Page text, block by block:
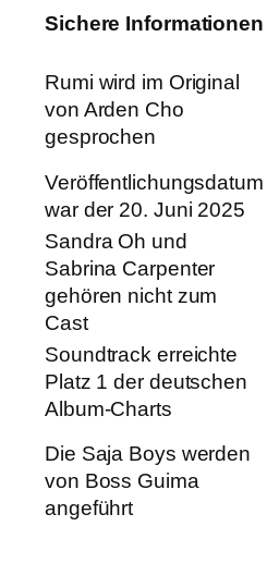
Sichere Informationen
Rumi wird im Original
von Arden Cho
gesprochen
Veröffentlichungsdatum
war der 20. Juni 2025
Sandra Oh und
Sabrina Carpenter
gehören nicht zum
Cast
Soundtrack erreichte
Platz 1 der deutschen
Album-Charts
Die Saja Boys werden
von Boss Guima
angeführt